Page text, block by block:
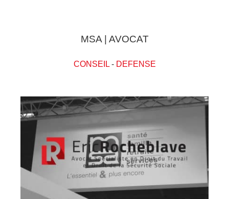
MSA | AVOCAT
CONSEIL- DEFENSE